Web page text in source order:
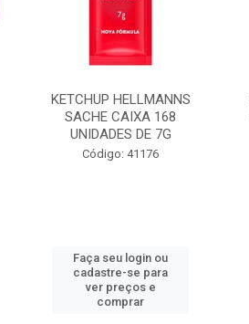
KETCHUP HELLMANNS
SACHE CAIXA 168
UNIDADES DE 7G
Código: 41176
Faça seu login ou
cadastre-se para
ver preços e
comprar